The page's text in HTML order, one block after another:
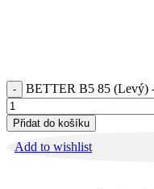
BETTER B5 85 (Levý)
Přidat do košíku
Add to wishlist